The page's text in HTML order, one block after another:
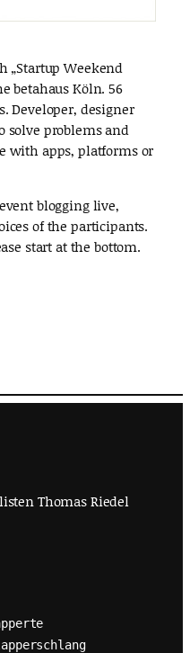
„Startup Weekend
betahaus Köln. 56
Developer, designer
solve problems and
with apps, platforms or
blogging live,
of the participants.
start at the bottom.
Thomas Riedel